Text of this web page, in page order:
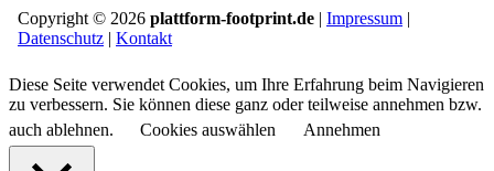
Copyright © 2026 plattform-footprint.de | Impressum |
Datenschutz | Kontakt
Diese Seite verwendet Cookies, um Ihre Erfahrung beim Navigieren
zu verbessern. Sie können diese ganz oder teilweise annehmen bzw.
auch ablehnen.
Cookies auswählen Annehmen